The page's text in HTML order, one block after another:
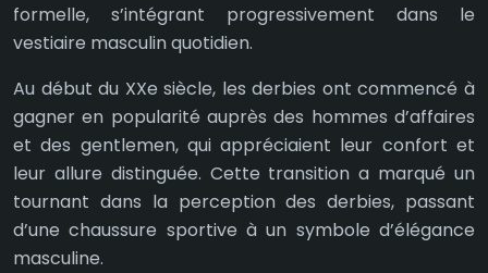
formelle, s’intégrant progressivement dans le
vestiaire masculin quotidien.
Au début du XXe siècle, les derbies ont commencé à
gagner en popularité auprès des hommes d’affaires
et des gentlemen, qui appréciaient leur confort et
leur allure distinguée. Cette transition a marqué un
tournant dans la perception des derbies, passant
d’une chaussure sportive à un symbole d’élégance
masculine.